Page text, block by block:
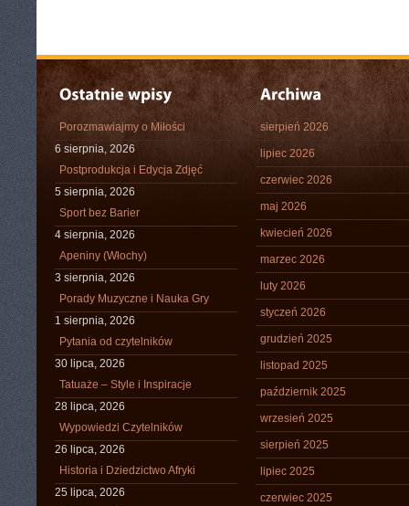
Porozmawiajmy o Miłości
6 sierpnia, 2026
Postprodukcja i Edycja Zdjęć
5 sierpnia, 2026
Sport bez Barier
4 sierpnia, 2026
Apeniny (Włochy)
3 sierpnia, 2026
Porady Muzyczne i Nauka Gry
1 sierpnia, 2026
Pytania od czytelników
30 lipca, 2026
Tatuaże – Style i Inspiracje
28 lipca, 2026
Wypowiedzi Czytelników
26 lipca, 2026
Historia i Dziedzictwo Afryki
25 lipca, 2026
sierpień 2026
lipiec 2026
czerwiec 2026
maj 2026
kwiecień 2026
marzec 2026
luty 2026
styczeń 2026
grudzień 2025
listopad 2025
październik 2025
wrzesień 2025
sierpień 2025
lipiec 2025
czerwiec 2025